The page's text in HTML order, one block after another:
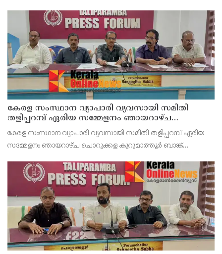
നടക്കും.കോളേജിന്റെ പൂർവ്വ വിദ്യാർത്ഥി കൂടിയ
കേരള സംസ്ഥാന വ്യാപാരി വ്യവസായി സമിതി
തളിപ്പറമ്പ് ഏരിയ സമ്മേളനം ഞായറാഴ്ച
ചൊറുക്കള കുറുമാത്തൂർ ബാങ്ക് ഓഡിറ്റൊറിയത്തിൽ
നടക്കും
കേരള സംസ്ഥാന വ്യാപാരി വ്യവസായി സമിതി തളിപ്പറമ്പ് ഏരിയ
സമ്മേളനം ഞായറാഴ്ച ചൊറുക്കള കുറുമാത്തൂർ ബാങ്ക്
കെ വിജയൻ ഉദ്ഘാടനം ചെയ്യുമെന്ന് ഭാരവാഹികൾ വ